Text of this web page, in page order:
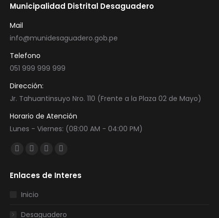
Municipalidad Distrital Desaguadero
Mail
info@munidesaguadero.gob.pe
Telefono
051 999 999 999
Dirección:
Jr. Tahuantinsuyo Nro. 110 (Frente a la Plaza 02 de Mayo)
Horario de Atención
Lunes - Viernes: (08:00 AM - 04:00 PM)
Encuéntranos en:
Facebook
opens
in
Twitter
opens
in
YouTube
opens
Instagram
opens
Enlaces de Interes
Inicio
Desaguadero